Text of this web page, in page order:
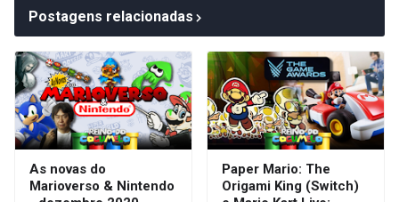
Postagens relacionadas
As novas do
Marioverso & Nintendo
Paper Mario: The
Origami King (Switch)